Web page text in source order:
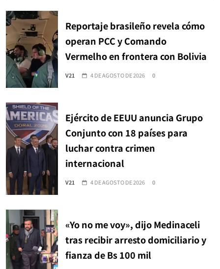
Reportaje brasileño revela cómo
operan PCC y Comando
Vermelho en frontera con Bolivia
V21 4 DE AGOSTO DE 2026 0
Ejército de EEUU anuncia Grupo
Conjunto con 18 países para
luchar contra crimen
internacional
V21 4 DE AGOSTO DE 2026 0
«Yo no me voy», dijo Medinaceli
tras recibir arresto domiciliario y
fianza de Bs 100 mil